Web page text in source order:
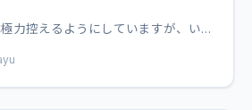
力控えるようにしていますが、い…